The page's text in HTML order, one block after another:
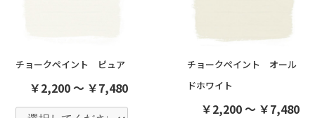
チョークペイント ピュア
￥2,200 ～ ￥7,480
チョークペイント オール
ドホワイト
￥2,200 ～ ￥7,480